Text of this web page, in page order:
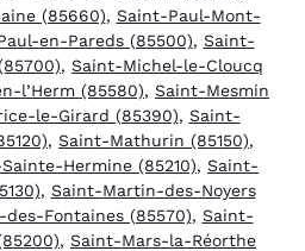
(85660), Saint-Paul-Mont-
en-Pareds (85500), Saint-
, Saint-Michel-le-Cloucq
l’Herm (85580), Saint-Mesmin
le-Girard (85390), Saint-
, Saint-Mathurin (85150),
Hermine (85210), Saint-
, Saint-Martin-des-Noyers
Fontaines (85570), Saint-
, Saint-Mars-la-Réorthe